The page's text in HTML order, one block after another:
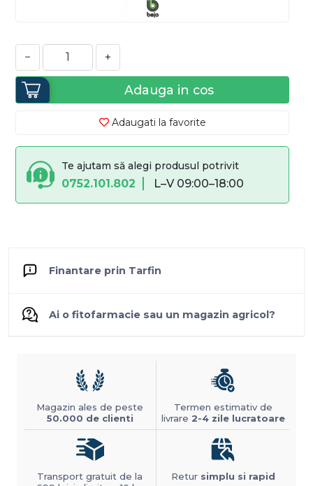
− +
Adauga in cos
Adaugati la favorite
Te ajutam să alegi produsul potrivit
0752.101.802 L–V 09:00–18:00
Finantare prin Tarfin
Ai o fitofarmacie sau un magazin agricol?
Magazin ales de peste
50.000 de clienti
Termen estimativ de
livrare 2-4 zile lucratoare
Transport gratuit de la
Retur simplu si rapid